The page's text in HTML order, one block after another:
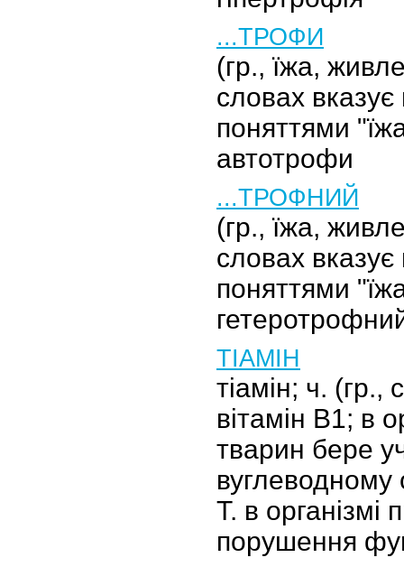
...ТРОФИ
(гр., їжа,
словах вказує
поняттями
автотрофи
...ТРОФНИЙ
(гр., їжа,
словах вказує
поняттями
ТІАМІН
тіамін; ч. (гр.,
вітамін В1; в
тварин бере
вуглеводному
Т. в організмі
порушення